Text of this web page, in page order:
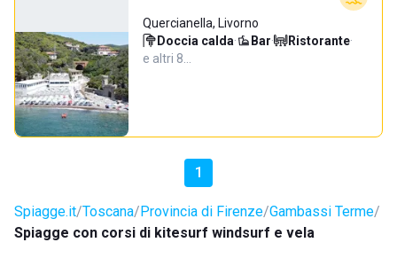
Quercianella, Livorno
Doccia calda· Bar· Ristorante·
e altri 8…
1
Spiagge.it Toscana Provincia di Firenze Gambassi Terme
Spiagge con corsi di kitesurf windsurf e vela